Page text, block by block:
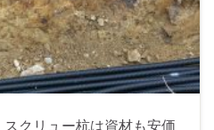
クリュー杭は資材も安価